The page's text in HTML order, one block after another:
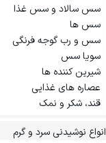
سس سالاد و سس غذا
سس ها
سس و رب گوجه فرنگی
سویا سس
شیرین کننده ها
عصاره های غذایی
قند، شکر و نمک
انواع نوشیدنی سرد و گرم